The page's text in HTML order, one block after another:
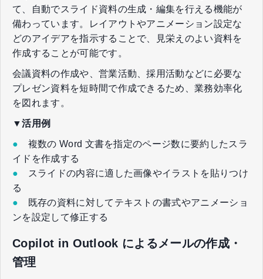
て、自動でスライド資料の生成・編集を行える機能が
備わっています。レイアウトやアニメーション設定な
どのアイデアを指示することで、見栄えのよい資料を
作成することが可能です。
会議資料の作成や、営業活動、採用活動などに必要な
プレゼン資料を短時間で作成できるため、業務効率化
を図れます。
▼活用例
● 複数の Word 文書を指定のページ数に要約したスラ
イドを作成する
● スライドの内容に適した画像やイラストを貼りつけ
る
● 既存の資料に対してテキストの書式やアニメーショ
ンを設定して修正する
Copilot in Outlook によるメールの作成・
管理